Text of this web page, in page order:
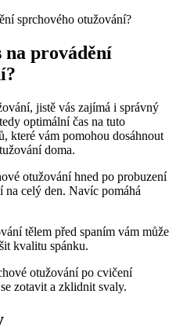
na provádění
jistě vás zajímá i správný
optimální čas na tuto
které vám pomohou dosáhnout
doma.
otužování hned po probuzení
na celý den. Navíc pomáhá
tělem před spaním vám může
kvalitu spánku.
otužování po cvičení
zotavit a zklidnit svaly.